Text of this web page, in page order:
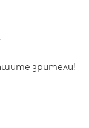
зрители!